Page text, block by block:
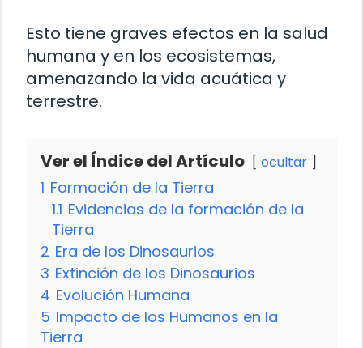
Esto tiene graves efectos en la salud
humana y en los ecosistemas,
amenazando la vida acuática y
terrestre.
Ver el Índice del Artículo ocultar
1 Formación de la Tierra
1.1 Evidencias de la formación de la
Tierra
2 Era de los Dinosaurios
3 Extinción de los Dinosaurios
4 Evolución Humana
5 Impacto de los Humanos en la
Tierra